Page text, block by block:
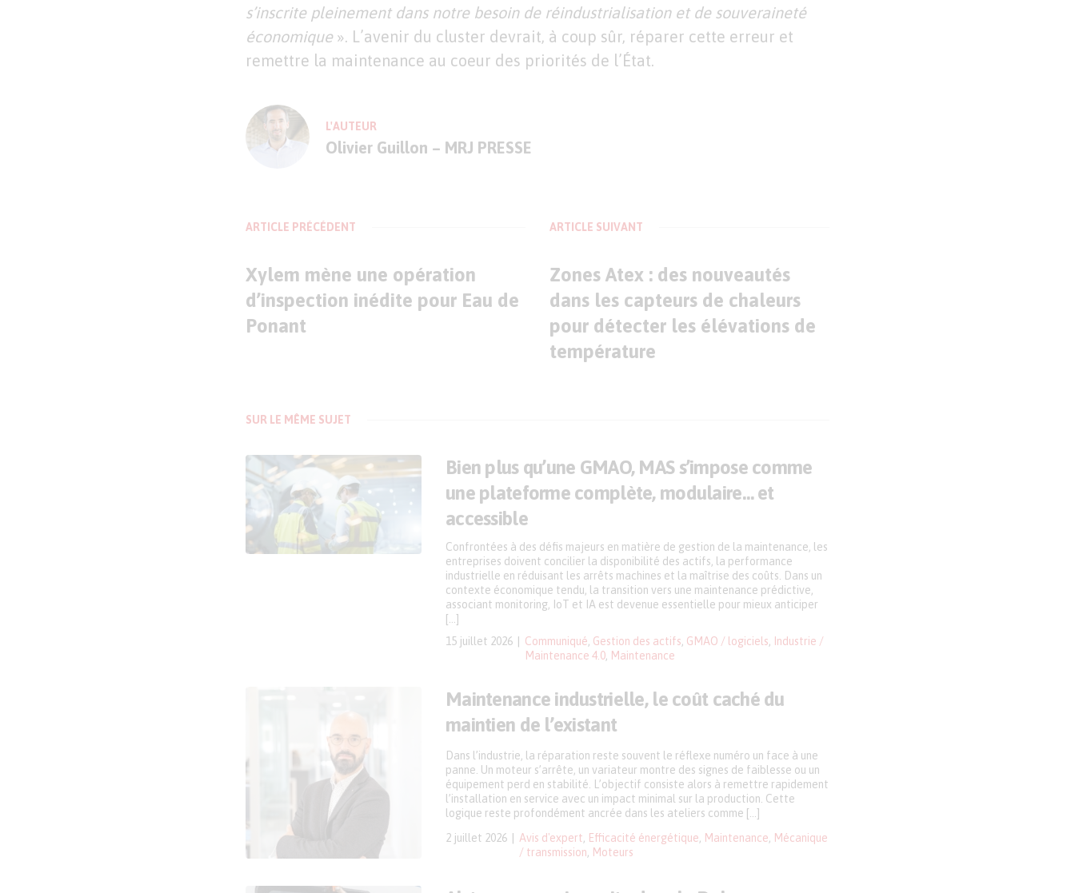
s’inscrite pleinement dans notre besoin de réindustrialisation et de souveraineté
économique ». L’avenir du cluster devrait, à coup sûr, réparer cette erreur et
remettre la maintenance au coeur des priorités de l’État.
L'AUTEUR
Olivier Guillon – MRJ PRESSE
ARTICLE PRÉCÉDENT
Xylem mène une opération
d’inspection inédite pour Eau de
Ponant
ARTICLE SUIVANT
Zones Atex : des nouveautés
dans les capteurs de chaleurs
pour détecter les élévations de
température
SUR LE MÊME SUJET
Bien plus qu’une GMAO, MAS s’impose comme
une plateforme complète, modulaire… et
accessible
15 juillet 2026 Communiqué Gestion des actifs GMAO / logiciels
Industrie /
Maintenance 4.0 Maintenance
Confrontées à des défis majeurs en matière de gestion de la maintenance, les
entreprises doivent concilier la disponibilité des actifs, la performance
industrielle en réduisant les arrêts machines et la maîtrise des coûts. Dans un
contexte économique tendu, la transition vers une maintenance prédictive,
associant monitoring, IoT et IA est devenue essentielle pour mieux anticiper
[…]
Maintenance industrielle, le coût caché du
maintien de l’existant
2 juillet 2026 Avis d'expert Efficacité énergétique Maintenance
Mécanique
/ transmission
Moteurs
Dans l’industrie, la réparation reste souvent le réflexe numéro un face à une
panne. Un moteur s’arrête, un variateur montre des signes de faiblesse ou un
équipement perd en stabilité. L’objectif consiste alors à remettre rapidement
l’installation en service avec un impact minimal sur la production. Cette
logique reste profondément ancrée dans les ateliers comme […]